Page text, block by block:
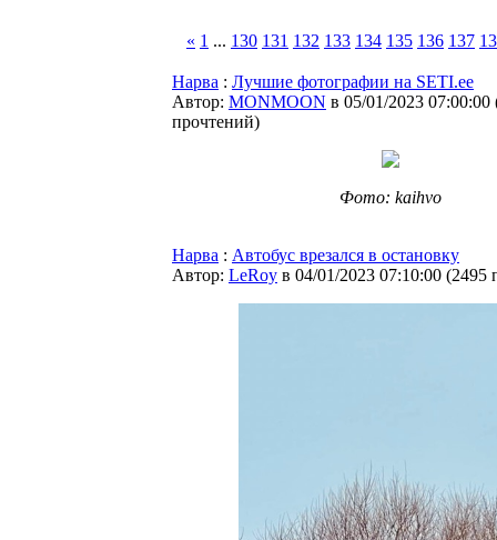
« 1 ... 130 131 132 133 134 135 136 137
Нарва : Лучшие фотографии на SETI.ee
Автор: MONMOON в 05/01/2023 07:00:00
прочтений)
Фото: kaihvo
Нарва : Автобус врезался в остановку
Автор: LeRoy в 04/01/2023 07:10:00 (2495